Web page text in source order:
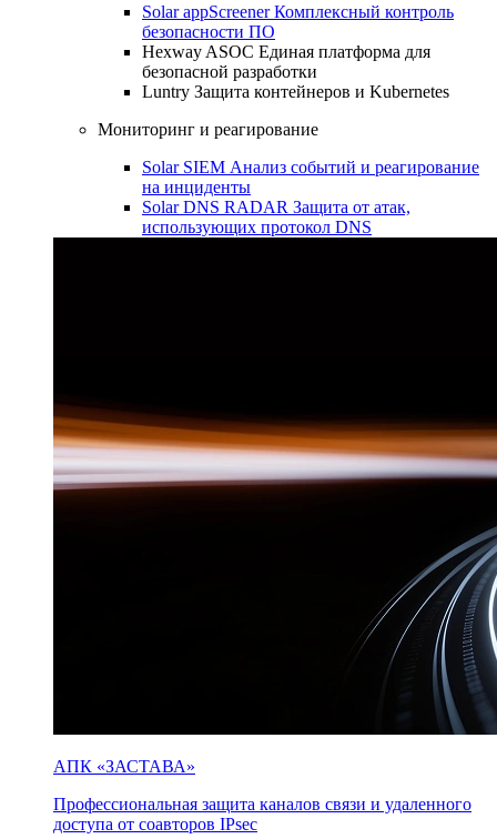
Solar appScreenerКомплексный контроль
безопасности ПО
Hexway ASOC Единая платформа для
безопасной разработки
Luntry Защита контейнеров и Kubernetes
Мониторинг и реагирование
Solar SIEM Анализ событий и реагирование
на инциденты
Solar DNS RADAR Защита от атак,
использующих протокол DNS
АПК «ЗАСТАВА»
Профессиональная защита каналов связи и удаленного
доступа от соавторов IPsec